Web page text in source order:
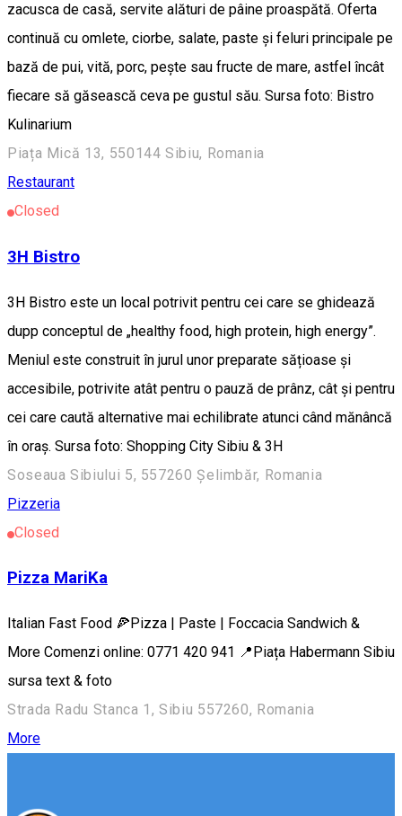
zacusca de casă, servite alături de pâine proaspătă. Oferta
continuă cu omlete, ciorbe, salate, paste și feluri principale pe
bază de pui, vită, porc, pește sau fructe de mare, astfel încât
fiecare să găsească ceva pe gustul său. Sursa foto: Bistro
Kulinarium
Piața Mică 13, 550144 Sibiu, Romania
Restaurant
Closed
3H Bistro
3H Bistro este un local potrivit pentru cei care se ghidează
dupp conceptul de „healthy food, high protein, high energy”.
Meniul este construit în jurul unor preparate sățioase și
accesibile, potrivite atât pentru o pauză de prânz, cât și pentru
cei care caută alternative mai echilibrate atunci când mănâncă
în oraș. Sursa foto: Shopping City Sibiu & 3H
Soseaua Sibiului 5, 557260 Șelimbăr, Romania
Pizzeria
Closed
Pizza MariKa
Italian Fast Food 🍕Pizza | Paste | Foccacia Sandwich &
More Comenzi online: 0771 420 941 📍Piața Habermann Sibiu
sursa text & foto
Strada Radu Stanca 1, Sibiu 557260, Romania
More